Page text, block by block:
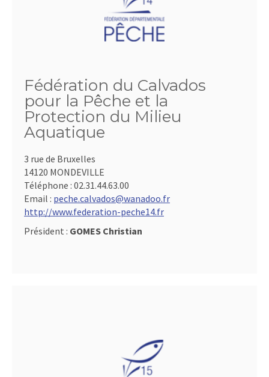
Fédération du Calvados
pour la Pêche et la
Protection du Milieu
Aquatique
3 rue de Bruxelles
14120 MONDEVILLE
Téléphone : 02.31.44.63.00
Email : peche.calvados@wanadoo.fr
http://www.federation-peche14.fr
Président : GOMES Christian